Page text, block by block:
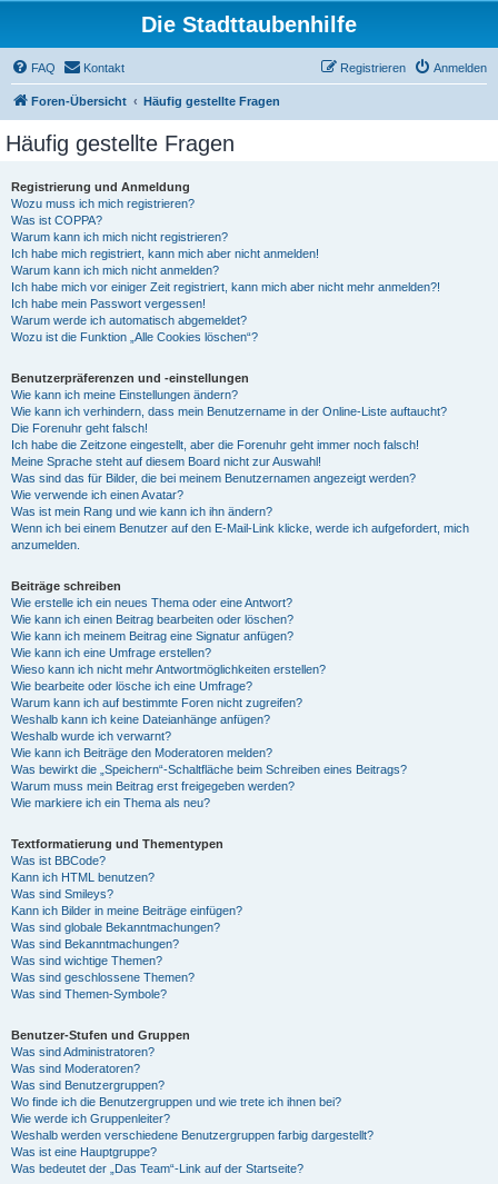
Die Stadttaubenhilfe
FAQ Kontakt Anmelden
Registrieren
Foren-Übersicht Häufig gestellte Fragen
Häufig gestellte Fragen
Registrierung und Anmeldung
Wozu muss ich mich registrieren?
Was ist COPPA?
Warum kann ich mich nicht registrieren?
Ich habe mich registriert, kann mich aber nicht anmelden!
Warum kann ich mich nicht anmelden?
Ich habe mich vor einiger Zeit registriert, kann mich aber nicht mehr anmelden?!
Ich habe mein Passwort vergessen!
Warum werde ich automatisch abgemeldet?
Wozu ist die Funktion „Alle Cookies löschen“?
Benutzerpräferenzen und -einstellungen
Wie kann ich meine Einstellungen ändern?
Wie kann ich verhindern, dass mein Benutzername in der Online-Liste auftaucht?
Die Forenuhr geht falsch!
Ich habe die Zeitzone eingestellt, aber die Forenuhr geht immer noch falsch!
Meine Sprache steht auf diesem Board nicht zur Auswahl!
Was sind das für Bilder, die bei meinem Benutzernamen angezeigt werden?
Wie verwende ich einen Avatar?
Was ist mein Rang und wie kann ich ihn ändern?
Wenn ich bei einem Benutzer auf den E-Mail-Link klicke, werde ich aufgefordert, mich
anzumelden.
Beiträge schreiben
Wie erstelle ich ein neues Thema oder eine Antwort?
Wie kann ich einen Beitrag bearbeiten oder löschen?
Wie kann ich meinem Beitrag eine Signatur anfügen?
Wie kann ich eine Umfrage erstellen?
Wieso kann ich nicht mehr Antwortmöglichkeiten erstellen?
Wie bearbeite oder lösche ich eine Umfrage?
Warum kann ich auf bestimmte Foren nicht zugreifen?
Weshalb kann ich keine Dateianhänge anfügen?
Weshalb wurde ich verwarnt?
Wie kann ich Beiträge den Moderatoren melden?
Was bewirkt die „Speichern“-Schaltfläche beim Schreiben eines Beitrags?
Warum muss mein Beitrag erst freigegeben werden?
Wie markiere ich ein Thema als neu?
Textformatierung und Thementypen
Was ist BBCode?
Kann ich HTML benutzen?
Was sind Smileys?
Kann ich Bilder in meine Beiträge einfügen?
Was sind globale Bekanntmachungen?
Was sind Bekanntmachungen?
Was sind wichtige Themen?
Was sind geschlossene Themen?
Was sind Themen-Symbole?
Benutzer-Stufen und Gruppen
Was sind Administratoren?
Was sind Moderatoren?
Was sind Benutzergruppen?
Wo finde ich die Benutzergruppen und wie trete ich ihnen bei?
Wie werde ich Gruppenleiter?
Weshalb werden verschiedene Benutzergruppen farbig dargestellt?
Was ist eine Hauptgruppe?
Was bedeutet der „Das Team“-Link auf der Startseite?